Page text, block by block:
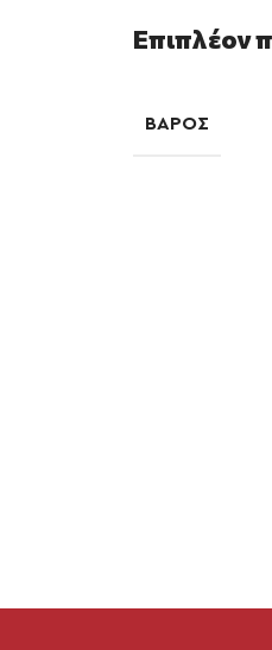
Επιπλέον
ΒΆΡΟΣ